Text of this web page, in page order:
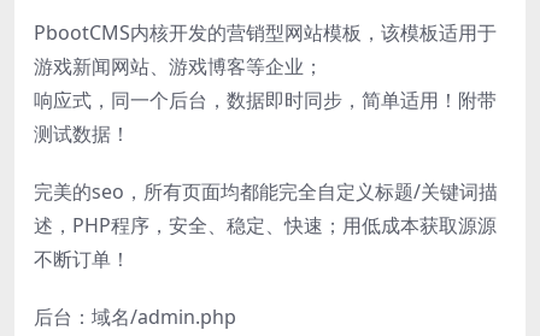
PbootCMS内核开发的营销型网站模板，该模板适用于
游戏新闻网站、游戏博客等企业；
响应式，同一个后台，数据即时同步，简单适用！附带
测试数据！
完美的seo，所有页面均都能完全自定义标题/关键词描
述，PHP程序，安全、稳定、快速；用低成本获取源源
不断订单！
后台：域名/admin.php